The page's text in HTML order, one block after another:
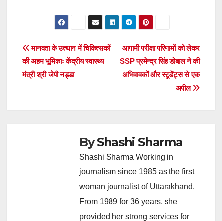
Post
navigation
आगामी परीक्षा परिणामों को लेकर
SSP प्रमेन्द्र सिंह डोबाल ने की
अभिवावकों और स्टूडेंट्स से एक
अपील
मानवता के उत्थान में चिकित्सकों
की अहम भूमिकाः केंद्रीय स्वास्थ्य
मंत्री श्री जेपी नड्डा
ByShashi Sharma
Shashi Sharma Working in
journalism since 1985 as the first
woman journalist of Uttarakhand.
From 1989 for 36 years, she
provided her strong services for